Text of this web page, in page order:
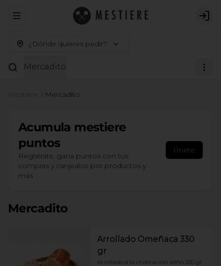
Abrir menu de navegación
¿Dónde quieres pedir?
Mercadito
Mestiere Mercadito
Acumula mestiere
puntos
Regístrate, gana puntos con tus
compras y canjealos por productos y
más
Únete
Mercadito
Arrollado Omeñaca 330
gr
Arrollado a la chilena con aliño 330 gr